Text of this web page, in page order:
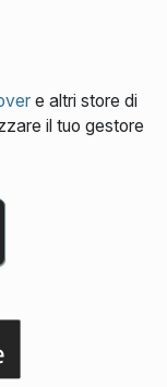
e altri store di
il tuo gestore